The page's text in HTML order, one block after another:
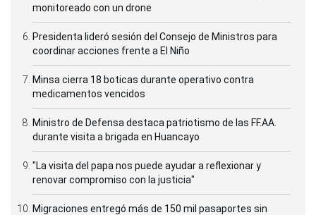
monitoreado con un drone
Presidenta lideró sesión del Consejo de Ministros para
coordinar acciones frente a El Niño
Minsa cierra 18 boticas durante operativo contra
medicamentos vencidos
Ministro de Defensa destaca patriotismo de las FF.AA.
durante visita a brigada en Huancayo
"La visita del papa nos puede ayudar a reflexionar y
renovar compromiso con la justicia"
Migraciones entregó más de 150 mil pasaportes sin